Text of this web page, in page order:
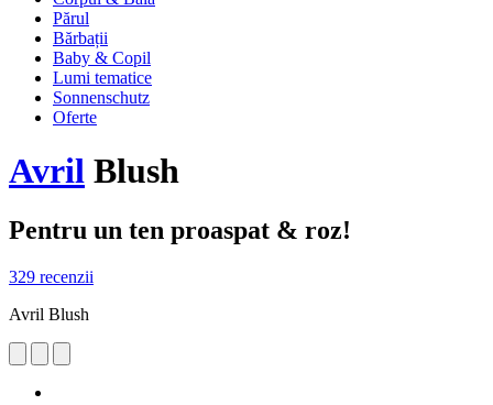
Părul
Bărbații
Baby & Copil
Lumi tematice
Sonnenschutz
Oferte
Avril Blush
Pentru un ten proaspat & roz!
329 recenzii
Avril Blush